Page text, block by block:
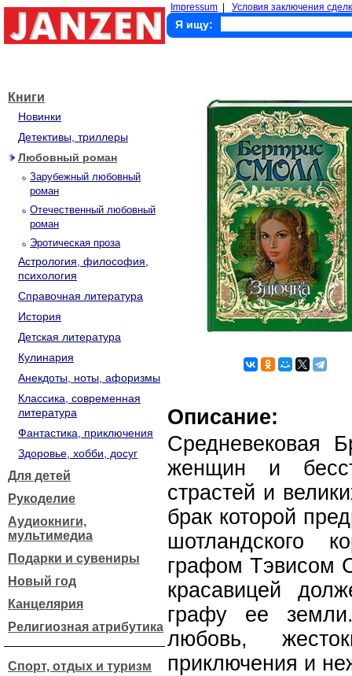
Impressum Условия заключения
Я ищу:
Книги
Новинки
Детективы, триллеры
Любовный роман
Зарубежный любовный
роман
Отечественный любовный
роман
Эротическая проза
Астрология, философия,
психология
Справочная литература
История
Детская литература
Кулинария
Анекдоты, ноты, афоризмы
Классика, современная
литература
Фантастика, приключения
Здоровье, хобби, досуг
Для детей
Рукоделие
Аудиокниги,
мультимедиа
Подарки и сувениры
Новый год
Канцелярия
Религиозная атрибутика
Спорт, отдых и туризм
Описание:
Средневековая
женщин и
страстей и
брак которой
шотландского
графом Тэвисом
красавицей
графу ее
любовь,
приключения и